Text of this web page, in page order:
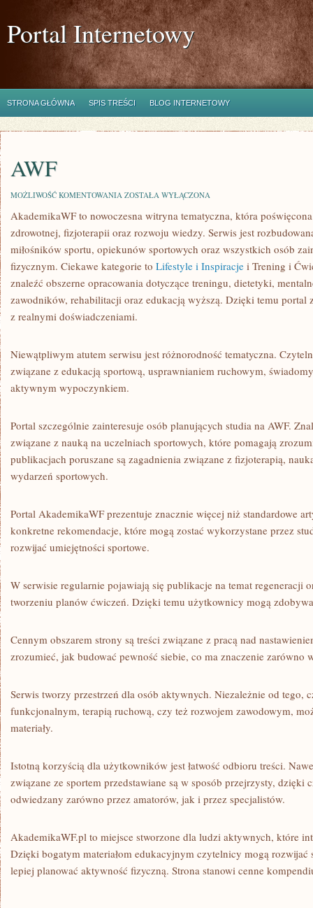
Portal Internetowy
STRONA GŁÓWNA SPIS TREŚCI BLOG INTERNETOWY
AWF
MOŻLIWOŚĆ KOMENTOWANIA AWF
ZOSTAŁA WYŁĄCZONA
AkademikaWF to nowoczesna witryna tematyczna, która
zdrowotnej, fizjoterapii oraz rozwoju wiedzy. Serwis jest
miłośników sportu, opiekunów sportowych oraz wszystkich osób
fizycznym. Ciekawe kategorie to Lifestyle i Inspiracje i Trening i
znaleźć obszerne opracowania dotyczące treningu, dietetyki,
zawodników, rehabilitacji oraz edukacją wyższą. Dzięki temu portal
z realnymi doświadczeniami.
Niewątpliwym atutem serwisu jest różnorodność tematyczna.
związane z edukacją sportową, usprawnianiem ruchowym,
aktywnym wypoczynkiem.
Portal szczególnie zainteresuje osób planujących studia na AWF.
związane z nauką na uczelniach sportowych, które pomagają
publikacjach poruszane są zagadnienia związane z fizjoterapią,
wydarzeń sportowych.
Portal AkademikaWF prezentuje znacznie więcej niż standardowe
konkretne rekomendacje, które mogą zostać wykorzystane przez
rozwijać umiejętności sportowe.
W serwisie regularnie pojawiają się publikacje na temat regeneracji
tworzeniu planów ćwiczeń. Dzięki temu użytkownicy mogą
Cennym obszarem strony są treści związane z pracą nad
zrozumieć, jak budować pewność siebie, co ma znaczenie zarówno
Serwis tworzy przestrzeń dla osób aktywnych. Niezależnie od tego,
funkcjonalnym, terapią ruchową, czy też rozwojem zawodowym,
materiały.
Istotną korzyścią dla użytkowników jest łatwość odbioru treści.
związane ze sportem przedstawiane są w sposób przejrzysty, dzięki
odwiedzany zarówno przez amatorów, jak i przez specjalistów.
AkademikaWF.pl to miejsce stworzone dla ludzi aktywnych, które
Dzięki bogatym materiałom edukacyjnym czytelnicy mogą rozwijać
lepiej planować aktywność fizyczną. Strona stanowi cenne